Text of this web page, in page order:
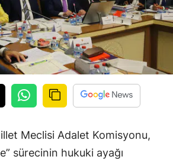
Meclisi Adalet Komisyonu,
sürecinin hukuki ayağı